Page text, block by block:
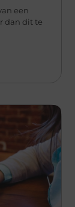
een
dan dit te